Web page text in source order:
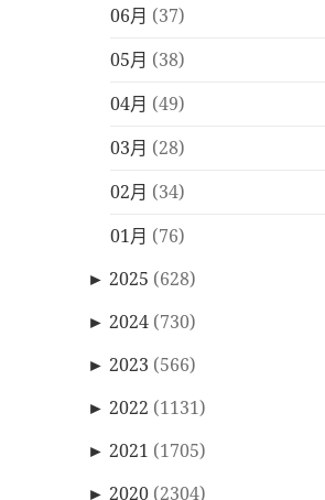
06月 (37)
05月 (38)
04月 (49)
03月 (28)
02月 (34)
01月 (76)
► 2025 (628)
► 2024 (730)
► 2023 (566)
► 2022 (1131)
► 2021 (1705)
► 2020 (2304)